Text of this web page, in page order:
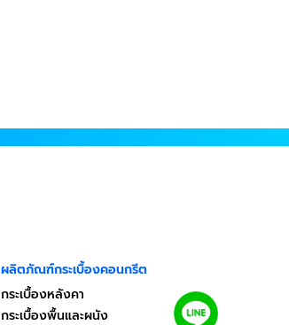
ผลิตภัณฑ์กระเบื้องคอนกรีต
กระเบื้องหลังคา
กระเบื้องพื้นและผนัง